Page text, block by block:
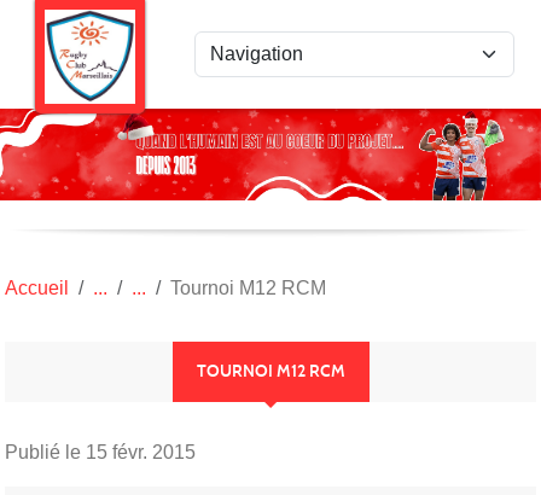
Accueil Tournoi M12 RCM
TOURNOI M12 RCM
Publié le 15 févr. 2015
Panneau de gestion des cookies